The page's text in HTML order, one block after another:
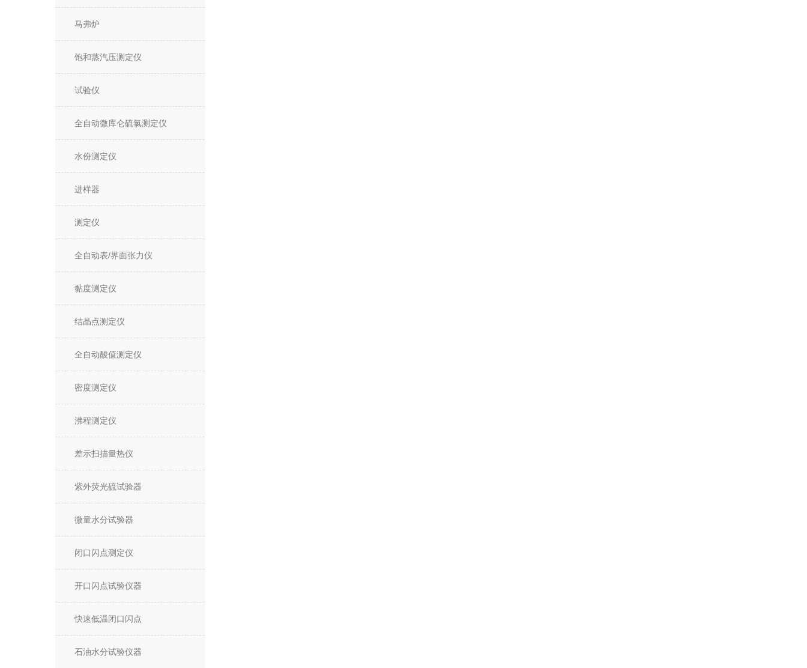
马弗炉
饱和蒸汽压测定仪
试验仪
全自动微库仑硫氯测定仪
水份测定仪
进样器
测定仪
全自动表/界面张力仪
黏度测定仪
结晶点测定仪
全自动酸值测定仪
密度测定仪
沸程测定仪
差示扫描量热仪
紫外荧光硫试验器
微量水分试验器
闭口闪点测定仪
开口闪点试验仪器
快速低温闭口闪点
石油水分试验仪器